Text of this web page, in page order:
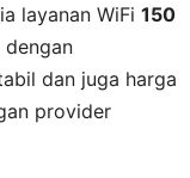
layanan WiFi 150
dan juga harga
provider